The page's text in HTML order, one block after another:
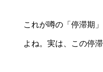
これが噂の「停滞期
よね。実は、この停